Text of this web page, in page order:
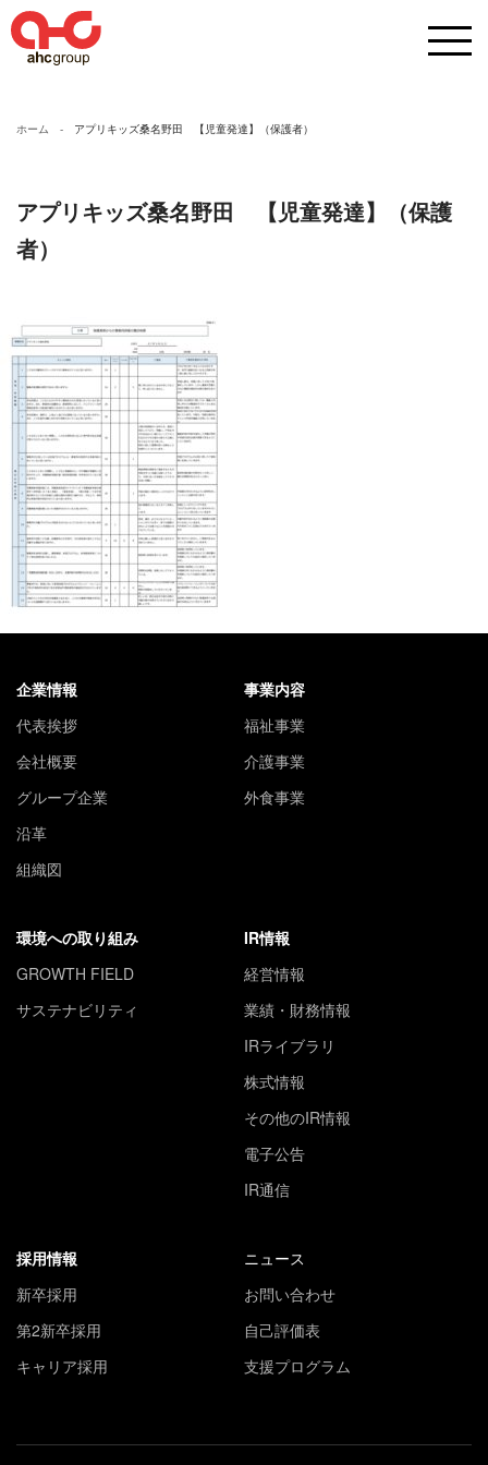
ホーム アプリキッズ桑名野田 【児童発達】（保護者）
アプリキッズ桑名野田 【児童発達】（保護
者）
企業情報
代表挨拶
会社概要
グループ企業
沿革
組織図
事業内容
福祉事業
介護事業
外食事業
環境への取り組み
GROWTH FIELD
サステナビリティ
IR情報
経営情報
業績・財務情報
IRライブラリ
株式情報
その他のIR情報
電子公告
IR通信
採用情報
新卒採用
第2新卒採用
キャリア採用
ニュース
お問い合わせ
自己評価表
支援プログラム